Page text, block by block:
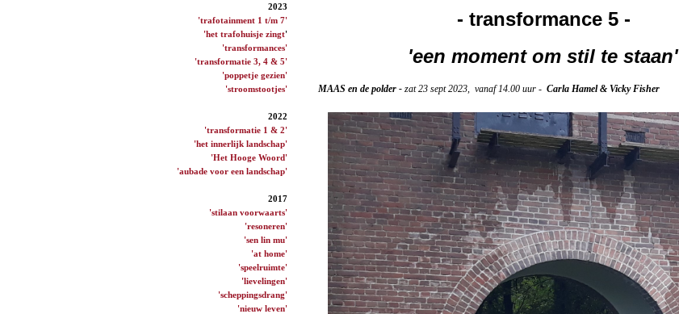
2023
'trafotainment 1 t/m 7'
'het trafohuisje zingt'
'transformances'
'transformatie 3, 4 & 5'
'poppetje gezien'
'stroomstootjes'
2022
'transformatie 1 & 2'
'het innerlijk landschap'
'Het Hooge Woord'
'aubade voor een landschap'
2017
'stilaan voorwaarts'
'resoneren'
'sen lin mu'
'at home'
'speelruimte'
'lievelingen'
'scheppingsdrang'
'nieuw leven'
- transformance 5 -
'een moment om stil te staan'
MAAS en de polder - zat 23 sept 2023, vanaf 14.00 uur - Carla Hamel & Vicky Fisher